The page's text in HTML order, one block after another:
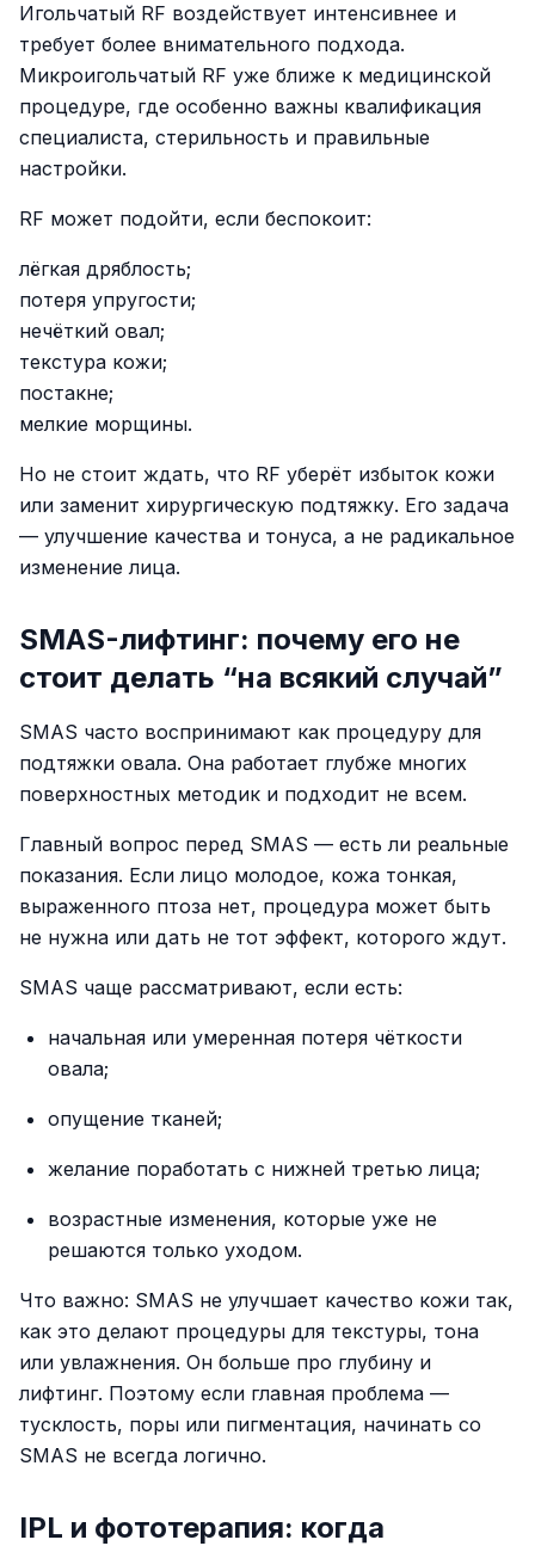
Игольчатый RF воздействует интенсивнее и
требует более внимательного подхода.
Микроигольчатый RF уже ближе к медицинской
процедуре, где особенно важны квалификация
специалиста, стерильность и правильные
настройки.
RF может подойти, если беспокоит:
лёгкая дряблость;
потеря упругости;
нечёткий овал;
текстура кожи;
постакне;
мелкие морщины.
Но не стоит ждать, что RF уберёт избыток кожи
или заменит хирургическую подтяжку. Его задача
— улучшение качества и тонуса, а не радикальное
изменение лица.
SMAS-лифтинг: почему его не
стоит делать “на всякий случай”
SMAS часто воспринимают как процедуру для
подтяжки овала. Она работает глубже многих
поверхностных методик и подходит не всем.
Главный вопрос перед SMAS — есть ли реальные
показания. Если лицо молодое, кожа тонкая,
выраженного птоза нет, процедура может быть
не нужна или дать не тот эффект, которого ждут.
SMAS чаще рассматривают, если есть:
начальная или умеренная потеря чёткости
овала;
опущение тканей;
желание поработать с нижней третью лица;
возрастные изменения, которые уже не
решаются только уходом.
Что важно: SMAS не улучшает качество кожи так,
как это делают процедуры для текстуры, тона
или увлажнения. Он больше про глубину и
лифтинг. Поэтому если главная проблема —
тусклость, поры или пигментация, начинать со
SMAS не всегда логично.
IPL и фототерапия: когда